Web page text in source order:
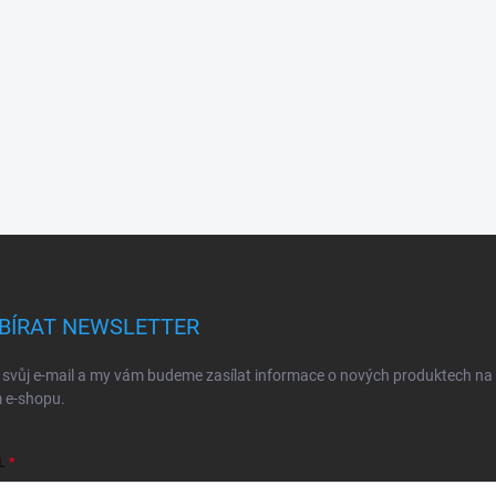
NEWSLETTER
e-mail a my vám budeme zasílat informace o nových produktech na
e-shopu.